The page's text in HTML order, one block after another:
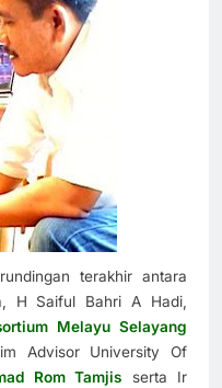
terakhir antara
H Saiful Bahri A Hadi,
Melayu Selayang
Advisor University Of
Rom Tamjis
serta Ir